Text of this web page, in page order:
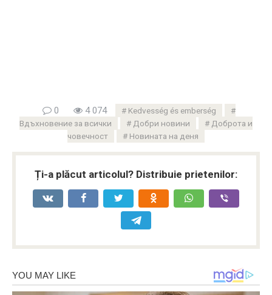
0 4 074
Kedvesség és emberség
Вдъхновение за всички
Добри новини
Доброта и
човечност
Новината на деня
Ți-a plăcut articolul? Distribuie prietenilor: